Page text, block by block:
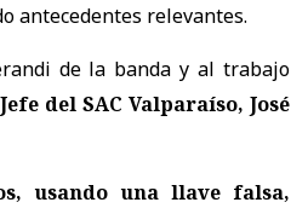
antecedentes relevantes.
de la banda y al trabajo
del SAC Valparaíso, José
usando una llave falsa,